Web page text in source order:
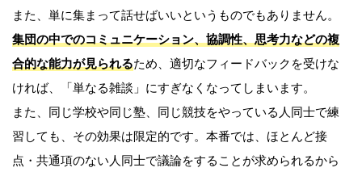
また、単に集まって話せばいいというものでもありません。
集団の中でのコミュニケーション、協調性、思考力などの複
合的な能力が見られるため、適切なフィードバックを受けな
ければ、「単なる雑談」にすぎなくなってしまいます。
また、同じ学校や同じ塾、同じ競技をやっている人同士で練
習しても、その効果は限定的です。本番では、ほとんど接
点・共通項のない人同士で議論をすることが求められるから